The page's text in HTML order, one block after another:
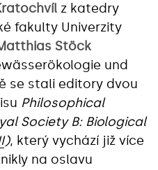
z katedry
fakulty Univerzity
Stöck
und
se stali editory dvou
Philosophical
Society B: Biological
), který vychází již více
na oslavu